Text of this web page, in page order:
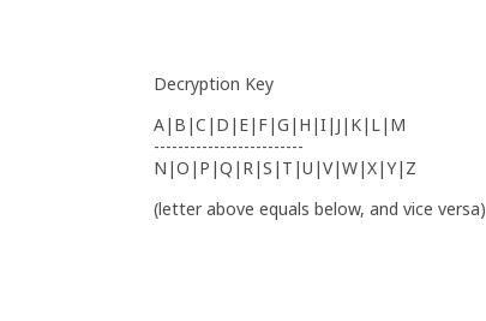
Decryption Key
A|B|C|D|E|F|G|H|I|J|K|L|M
-------------------------
N|O|P|Q|R|S|T|U|V|W|X|Y|Z
(letter above equals below, and vice versa)